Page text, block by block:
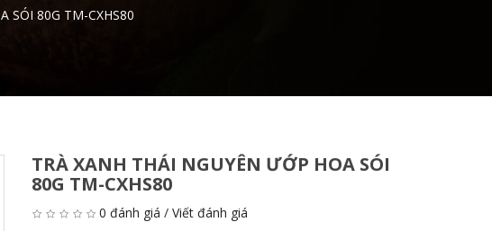
SÓI 80G TM-CXHS80
TRÀ XANH THÁI NGUYÊN ƯỚP HOA SÓI
80G TM-CXHS80
0 đánh giá /Viết đánh giá